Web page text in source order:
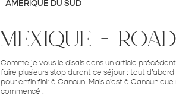
AMÉRIQUE DU SUD
mexique –
Comme je vous le disais dans un article
faire plusieurs stop durant ce séjour : tout d’abord
pour enfin finir à Cancun. Mais c’est à Cancun
commencé !